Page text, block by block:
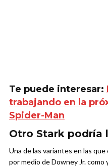
Te puede interesar:
trabajando en la
Spider-Man
Otro Stark podría
Una de las variantes en las
por medio de Downey Jr.